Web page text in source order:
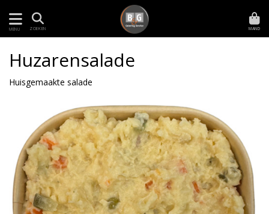
MENU ZOEKEN MAND
Huzarensalade
Huisgemaakte salade